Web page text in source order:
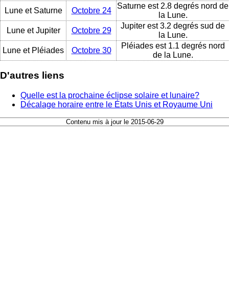
Lune et Saturne
Octobre 24
Saturne est 2.8 degrés nord de
la Lune.
Lune et Jupiter
Octobre 29
Jupiter est 3.2 degrés sud de
la Lune.
Lune et Pléiades
Octobre 30
Pléiades est 1.1 degrés nord
de la Lune.
D'autres liens
Quelle est la prochaine éclipse solaire et lunaire?
Décalage horaire entre le États Unis et Royaume Uni
Contenu mis à jour le 2015-06-29